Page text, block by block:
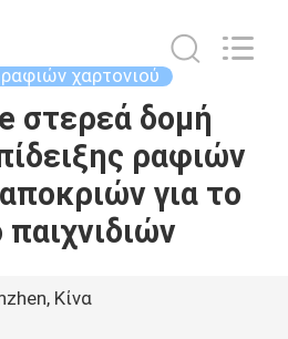
χαρτονιού
στερεά δομή
ραφιών
για το
παιχνιδιών
Κίνα